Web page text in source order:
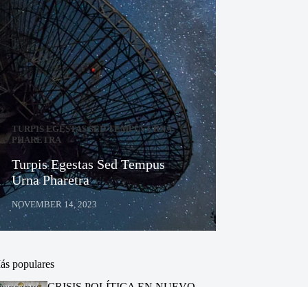
TURPIS EGESTAS SED TEMPUS URNA
PHARETRA
Turpis Egestas Sed Tempus
Urna Pharetra
NOVEMBER 14, 2023
populares